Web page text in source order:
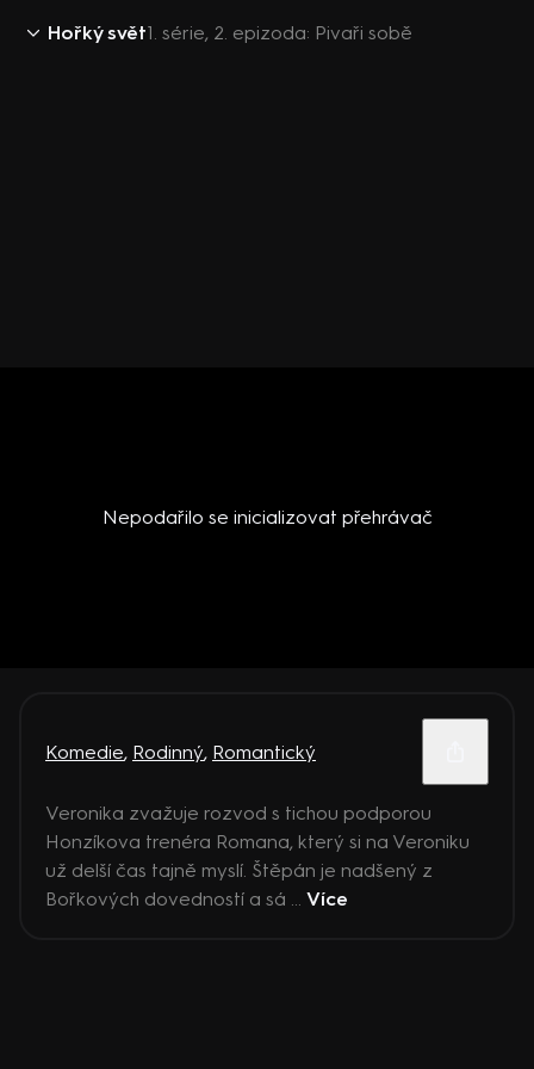
Hořký svět1. série, 2. epizoda: Pivaři sobě
Nepodařilo se inicializovat přehrávač
Komedie, Rodinný, Romantický
Veronika zvažuje rozvod s tichou podporou
Honzíkova trenéra Romana, který si na Veroniku
už delší čas tajně myslí. Štěpán je nadšený z
Bořkových dovedností a sá ... Více